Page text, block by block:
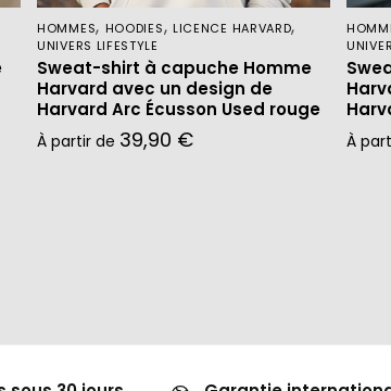
HOMMES, HOODIES, LICENCE HARVARD,
UNIVERS LIFESTYLE
Sweat-shirt à capuche Homme
Harvard avec un design de
Harvard Arc Écusson Used rouge
À partir de 39,90 € À